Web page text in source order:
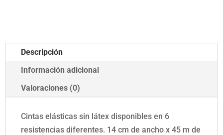
cantidad
Descripción
Información adicional
Valoraciones (0)
Cintas elásticas sin látex disponibles en 6
resistencias diferentes. 14 cm de ancho x 45 m de